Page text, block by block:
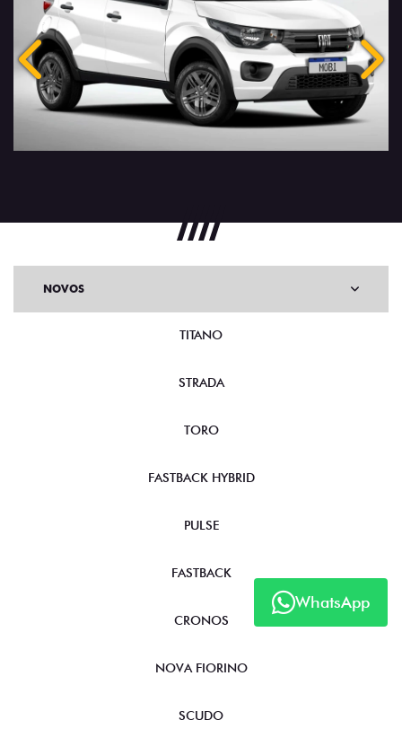
Anterior
WhatsApp
NOVOS
TITANO
STRADA
TORO
FASTBACK HYBRID
PULSE
FASTBACK
CRONOS
NOVA FIORINO
SCUDO